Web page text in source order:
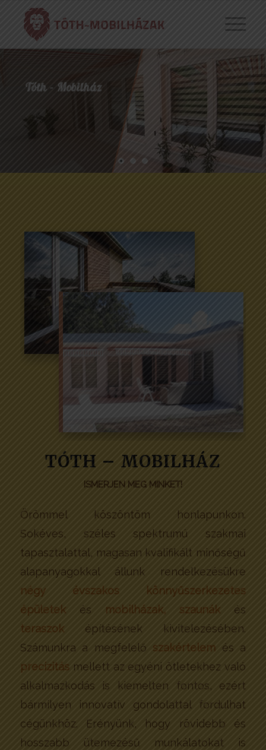
TÓTH – MOBILHÁZ
ISMERJEN MEG MINKET!
Örömmel köszöntöm honlapunkon.
Sokéves, széles spektrumú szakmai
tapasztalattal, magasan kvalifikált minőségű
alapanyagokkal állunk rendelkezésükre
négy évszakos könnyűszerkezetes
épületekés mobilházak, szaunákés
teraszoképítésének kivitelezésében.
Számunkra a megfelelő szakértelem és a
precizitás mellett az egyéni ötletekhez való
alkalmazkodás is kiemelten fontos, ezért
bármilyen innovatív gondolattal fordulhat
cégünkhöz. Erényünk, hogy rövidebb és
hosszabb ütemezésű munkálatokat is